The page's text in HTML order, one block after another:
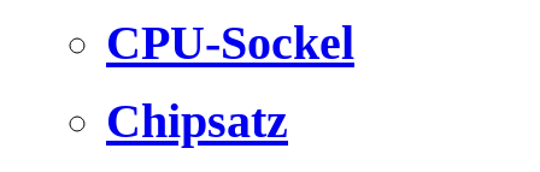
CPU-Sockel
Chipsatz